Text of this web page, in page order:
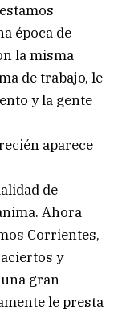
época de
la misma
de trabajo, le
y la gente
aparece
de
Ahora
Corrientes,
y
gran
le presta